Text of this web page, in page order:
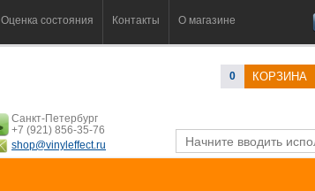
Оценка состояния Контакты О магазине
0 КОРЗИНА
Санкт-Петербург
+7 (921) 856-35-76
shop@vinyleffect.ru